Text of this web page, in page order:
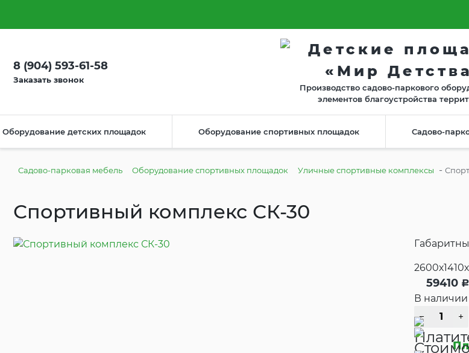
8 (904) 593-61-58
Заказать звонок
Производство садово-паркового
элементов благоустройства
Оборудование детских площадок Оборудование спортивных площадок Садово-
Садово-парковая мебель Оборудование спортивных площадок Уличные спортивные комплексы -
Спортивный комплекс СК-30
59410 Р
В наличии